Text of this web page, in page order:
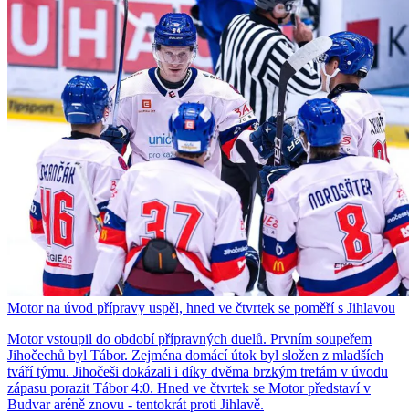
Motor na úvod přípravy uspěl, hned ve čtvrtek se poměří s Jihlavou
Motor vstoupil do období přípravných duelů. Prvním soupeřem
Jihočechů byl Tábor. Zejména domácí útok byl složen z mladších
tváří týmu. Jihočeši dokázali i díky dvěma brzkým trefám v úvodu
zápasu porazit Tábor 4:0. Hned ve čtvrtek se Motor představí v
Budvar aréně znovu - tentokrát proti Jihlavě.